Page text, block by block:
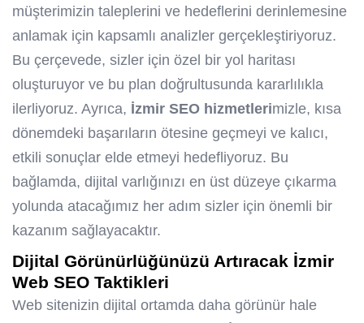
müşterimizin taleplerini ve hedeflerini derinlemesine
anlamak için kapsamlı analizler gerçekleştiriyoruz.
Bu çerçevede, sizler için özel bir yol haritası
oluşturuyor ve bu plan doğrultusunda kararlılıkla
ilerliyoruz. Ayrıca, İzmir SEO hizmetlerimizle, kısa
dönemdeki başarıların ötesine geçmeyi ve kalıcı,
etkili sonuçlar elde etmeyi hedefliyoruz. Bu
bağlamda, dijital varlığınızı en üst düzeye çıkarma
yolunda atacağımız her adım sizler için önemli bir
kazanım sağlayacaktır.
Dijital Görünürlüğünüzü Artıracak İzmir
Web SEO Taktikleri
Web sitenizin dijital ortamda daha görünür hale